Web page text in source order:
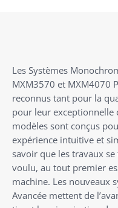
Les Systèmes
MXM3570 et MXM4070
reconnus tant pour la
pour leur exceptionnelle
modèles sont conçus
expérience intuitive et
savoir que les travaux
voulu, au tout premier
machine. Les nouveaux
Avancée mettent de